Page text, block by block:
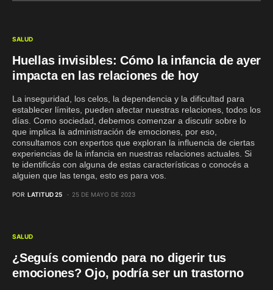
SALUD
Huellas invisibles: Cómo la infancia de ayer
impacta en las relaciones de hoy
La inseguridad, los celos, la dependencia y la dificultad para
establecer límites, pueden afectar nuestras relaciones, todos los
días. Como sociedad, debemos comenzar a discutir sobre lo
que implica la administración de emociones, por eso,
consultamos con expertos que exploran la influencia de ciertas
experiencias de la infancia en nuestras relaciones actuales. Si
te identificás con alguna de estas características o conocés a
alguien que las tenga, esto es para vos.
POR LATITUD 25 25 DE MAYO DE 2023
SALUD
¿Seguís comiendo para no digerir tus
emociones? Ojo, podría ser un trastorno